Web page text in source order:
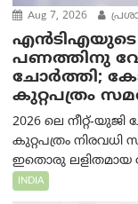
Aug 7, 2026
എൻ‌ടി‌എയുടെ
പണത്തിനു
ചോർത്തി;
കുറ്റപത്രം
2026 ലെ നീറ്റ്-
കുറ്റപത്രം
ഇതൊരു ലളിതമായ
INDIA